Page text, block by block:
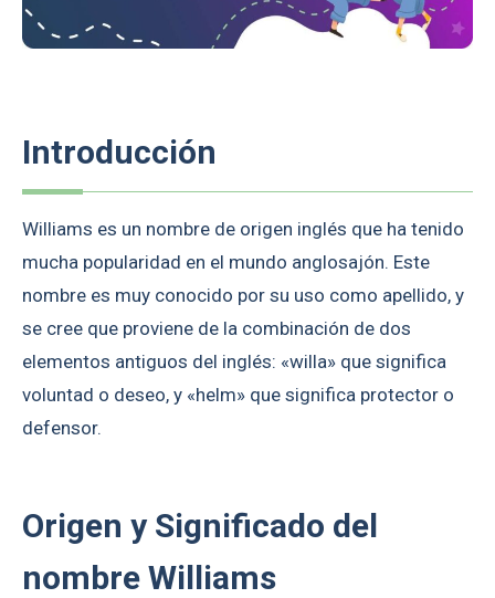
Introducción
Williams es un nombre de origen inglés que ha tenido
mucha popularidad en el mundo anglosajón. Este
nombre es muy conocido por su uso como apellido, y
se cree que proviene de la combinación de dos
elementos antiguos del inglés: «willa» que significa
voluntad o deseo, y «helm» que significa protector o
defensor.
Origen y Significado del
nombre Williams